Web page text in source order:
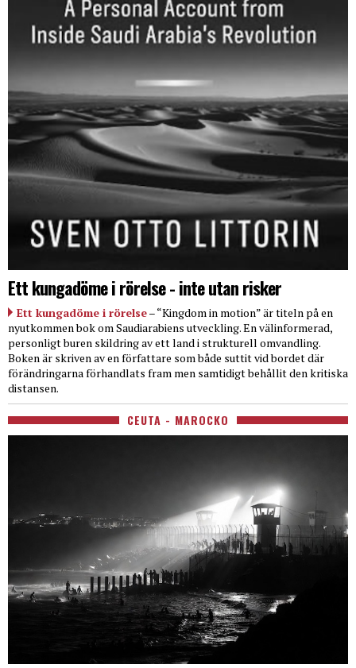
Ett kungadöme i rörelse - inte utan risker
Ett kungadöme i rörelse– “Kingdom in motion” är titeln på en
nyutkommen bok om Saudiarabiens utveckling. En välinformerad,
personligt buren skildring av ett land i strukturell omvandling.
Boken är skriven av en författare som både suttit vid bordet där
förändringarna förhandlats fram men samtidigt behållit den kritiska
distansen.
CEUTA - MAROCKO